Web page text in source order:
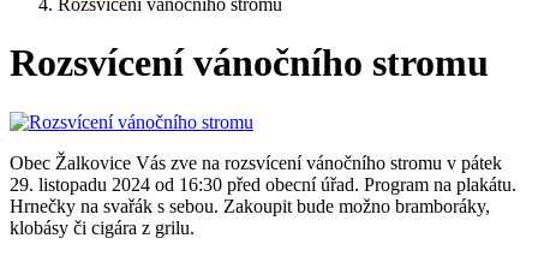
Rozsvícení vánočního stromu
Rozsvícení vánočního stromu
Obec Žalkovice Vás zve na rozsvícení vánočního stromu v pátek
29. listopadu 2024 od 16:30 před obecní úřad. Program na plakátu.
Hrnečky na svařák s sebou. Zakoupit bude možno bramboráky,
klobásy či cigára z grilu.